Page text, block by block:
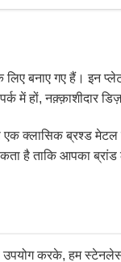
बनाए गए हैं। इन
में हों, नक़्क़ाशीदार
क्लासिक ब्रश्ड
है ताकि आपका
उपयोग करके, हम